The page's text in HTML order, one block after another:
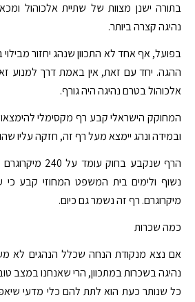
בתורה ישנן מצוות של שתיית אלכוהול
נהיגה קצרה ביותר.
בפועל, אף אחד לא התכוון שנהג יחזור
ההגה. יחד עם זאת, אין באמת דרך למנוע
אלכוהול בטרם נהיגה היה גורף.
המחוקק הישראלי קבע רף מקסימלי
ובמידה ונהג יימצא מעל רף זה, חזקה עליו
הרף שנקבע בחוק
מיקרוגרם. רף זה נשמר גם כיום.
כמה שכרות
אם נצא מנקודת הנחה שכלל הנהגים לא
נהיגה בשכרות במתכוון, הרי שאנחנו במצב
כל שנותר כעת הוא לתת להם כלי מדעי